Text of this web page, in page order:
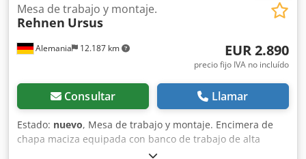
Alemania 12.187 km
Mesa de trabajo y montaje.
Rehnen Ursus
EUR 2.890
precio fijo IVA no incluído
Consultar Llamar
Estado: nuevo, Mesa de trabajo y montaje. Encimera de
chapa maciza equipada con banco de trabajo de alta
calidad (desmontable mediante tornillos) Trabajo sencillo y